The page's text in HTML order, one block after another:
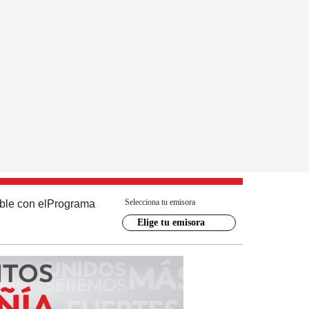
con el Programa Selecciona tu emisora
Elige tu emisora